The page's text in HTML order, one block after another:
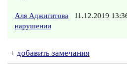
Аля Аджигитова 11.12.2019
нарушении
+ добавить замечания